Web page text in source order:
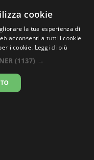
.co
Laredo
cookie
la tua esperienza di
acconsenti a tutti i cookie
i cookie. Leggi di più
(1137) →